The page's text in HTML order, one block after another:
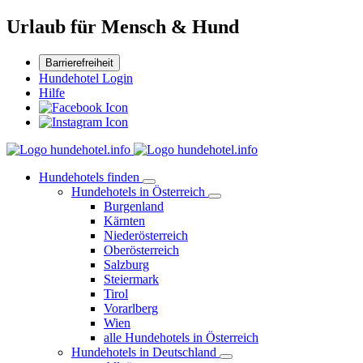
Urlaub für Mensch & Hund
Barrierefreiheit
Hundehotel Login
Hilfe
Hundehotels finden
Hundehotels in Österreich
Burgenland
Kärnten
Niederösterreich
Oberösterreich
Salzburg
Steiermark
Tirol
Vorarlberg
Wien
alle Hundehotels in Österreich
Hundehotels in Deutschland